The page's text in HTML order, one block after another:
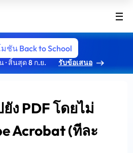
ชัน Back to School
· สิ้นสุด 8 ก.ย. รับข้อเสนอ
ง PDF โดยไม่
Acrobat (ทีละ